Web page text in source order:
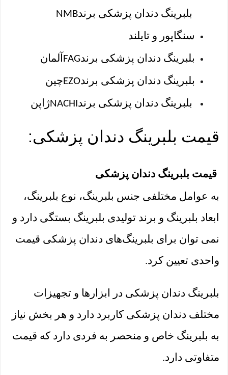
بلبرینگ دندان پزشکی برندNMB
سنگاپور و تایلند
بلبرینگ دندان پزشکی برندFAG آلمان
بلبرینگ دندان پزشکی برندEZOچین
بلبرینگ دندان پزشکی برندNACHIژاپن
قیمت بلبرینگ دندان پزشکی:
قیمت بلبرینگ دندان پزشکی
به عوامل مختلفی جنس بلبرینگ، نوع بلبرینگ،
ابعاد بلبرینگ و برند تولیدی بلبرینگ بستگی دارد و
نمی توان برای بلبرینگ‌های دندان پزشکی قیمت
واحدی تعیین کرد.
بلبرینگ دندان پزشکی در ابزارها و تجهیزات
مختلف دندان پزشکی کاربرد دارد و هر بخش نیاز
به بلبرینگ خاص و منحصر به فردی دارد که قیمت
متفاوتی دارد.